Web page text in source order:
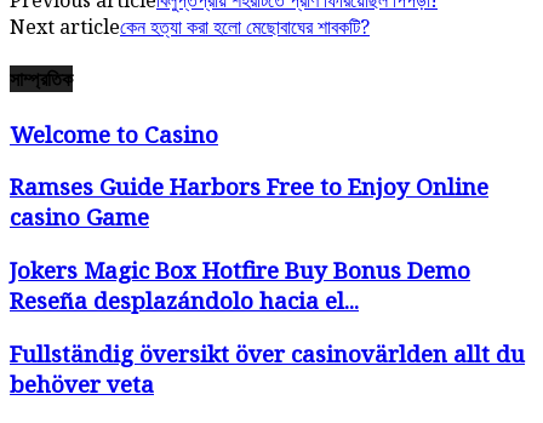
Next articleকেন হত্যা করা হলো মেছোবাঘের শাবকটি?
সাম্প্রতিক
Welcome to Casino
Ramses Guide Harbors Free to Enjoy Online
casino Game
Jokers Magic Box Hotfire Buy Bonus Demo
Reseña desplazándolo hacia el...
Fullständig översikt över casinovärlden allt du
behöver veta